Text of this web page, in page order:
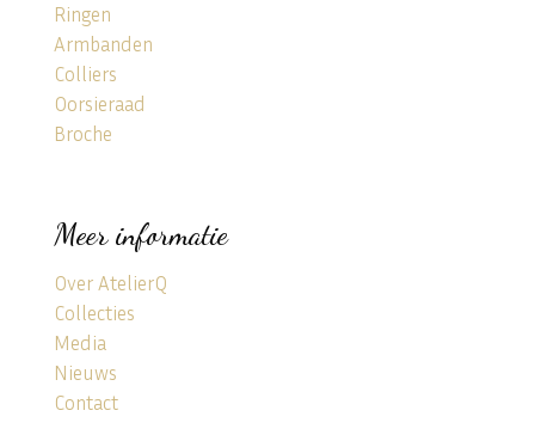
Ringen
Armbanden
Colliers
Oorsieraad
Broche
Meer informatie
Over AtelierQ
Collecties
Media
Nieuws
Contact